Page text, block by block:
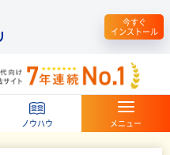
今すぐ
インストール
ノウハウ メニュー